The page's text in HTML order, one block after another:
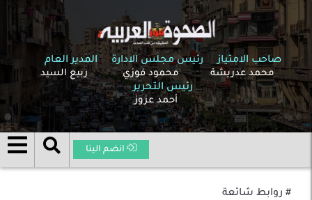
صاحب الامتياز
محمد عدريشة
رئيس مجلس الادارة
محمود فوزي
المدير العام
ربيع السيد
رئيس التحرير
أحمد عزوز
انضم الينا
# روابط شائعة